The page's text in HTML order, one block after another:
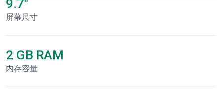
9.7"
屏幕尺寸
2 GB RAM
内存容量